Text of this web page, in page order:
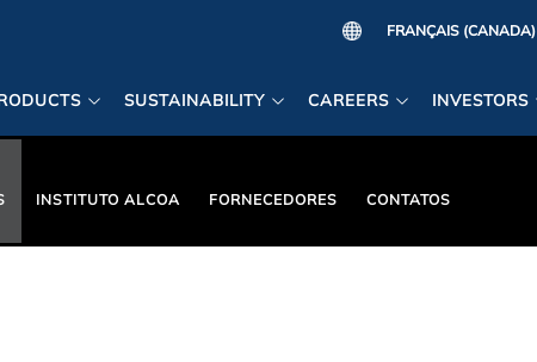
SUSTAINABILITY CAREERS INVESTORS
INSTITUTO ALCOA FORNECEDORES CONTATOS